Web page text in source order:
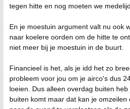
tegen hitte en nog moeten we
En je moestuin argument valt nu ook
naar koelere oorden om de hitte te
niet meer bij je moestuin in de buurt.
Financieel is het, als je idd het zo
probleem voor jou om je airco's dus
loeien. Dus alleen overdag buiten
buiten komt maar dat kan je omzeilen